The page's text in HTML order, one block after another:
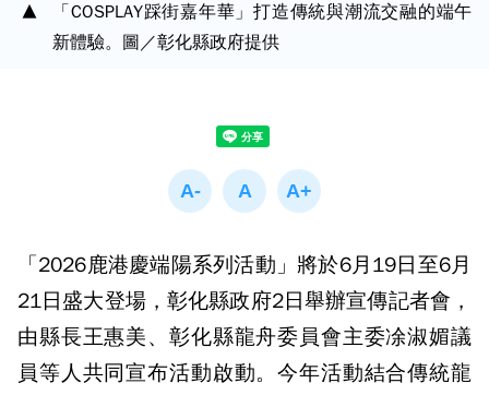
「COSPLAY踩街嘉年華」打造傳統與潮流交融的端午
新體驗。圖／彰化縣政府提供
「2026鹿港慶端陽系列活動」將於6月19日至6月
21日盛大登場，彰化縣政府2日舉辦宣傳記者會，
由縣長王惠美、彰化縣龍舟委員會主委凃淑媚議
員等人共同宣布活動啟動。今年活動結合傳統龍